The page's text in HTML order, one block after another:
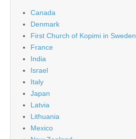
Canada
Denmark
First Church of Kopimi in Sweden
France
India
Israel
Italy
Japan
Latvia
Lithuania
Mexico